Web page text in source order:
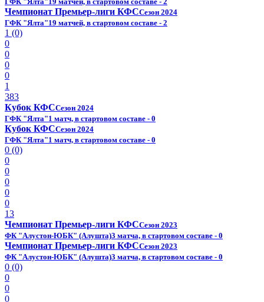
Чемпионат Премьер-лиги КФССезон 2024
ГФК "Ялта"19 матчей, в стартовом составе - 2
1 (0)
0
0
0
0
1
383
Кубок КФССезон 2024
ГФК "Ялта"1 матч, в стартовом составе - 0
Кубок КФССезон 2024
ГФК "Ялта"1 матч, в стартовом составе - 0
0 (0)
0
0
0
0
0
13
Чемпионат Премьер-лиги КФССезон 2023
ФК "Алустон-ЮБК" (Алушта)3 матча, в стартовом составе - 0
Чемпионат Премьер-лиги КФССезон 2023
ФК "Алустон-ЮБК" (Алушта)3 матча, в стартовом составе - 0
0 (0)
0
0
0